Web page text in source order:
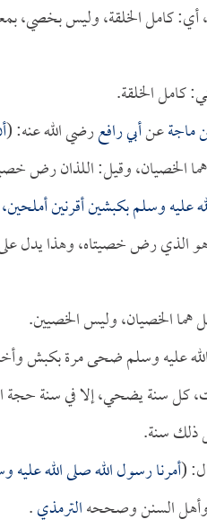
الخلقة، وليس بخصي، بمعنى
كامل الخلقة.
ماجةعنأبي رافعرضي الله عنه: (
الخصيان، وقيل: اللذان رض
وسلم بكبشين أقرنين
الذي رض خصيتاه، وهذا يدل
هما الخصيان، وليس الخصيين.
عليه وسلم ضحى مرة بكبش
كل سنة يضحي، إلا في
ذلك سنة.
(أمرنا رسول الله صلى الله
وأهل السنن وصححهالترمذي.